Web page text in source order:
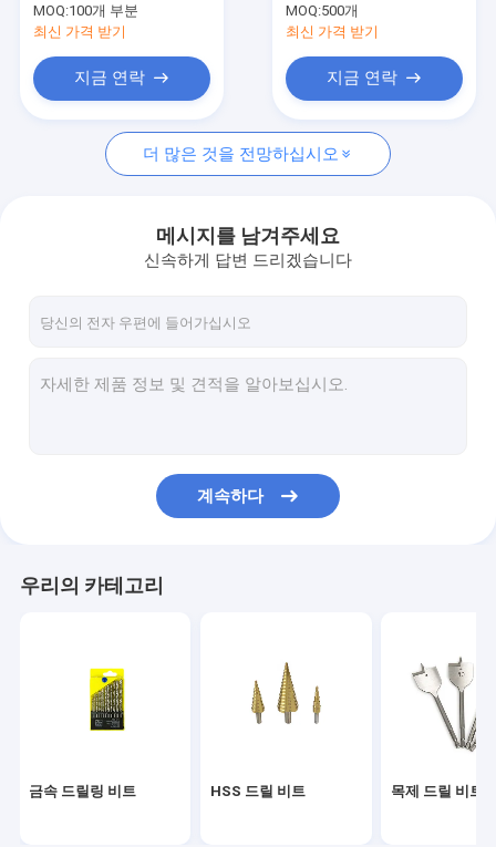
조회를 요청하다
HSS 드릴 비트
다이어몬드 코어 비트
타일 드릴 비트
습식 연마 패드
다이아몬드 콘크리트 톱날
유리 타일 커터 도구
MOQ:100개 부분
최신 가격 받기
지금 연락
MOQ:500개
최신 가격 받기
지금 연락
더 많은 것을 전망하십시오
메시지를 남겨주세요
신속하게 답변 드리겠습니다
계속하다
우리의 카테고리
금속 드릴링 비트 HSS 드릴 비트 목제 드릴 비트